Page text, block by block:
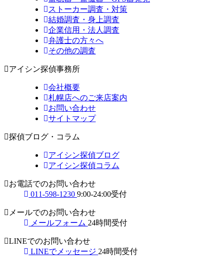
ストーカー調査・対策
結婚調査・身上調査
企業信用・法人調査
弁護士の方々へ
その他の調査
アイシン探偵事務所
会社概要
札幌店へのご来店案内
お問い合わせ
サイトマップ
探偵ブログ・コラム
アイシン探偵ブログ
アイシン探偵コラム
お電話でのお問い合わせ
011-598-1230 9:00-24:00受付
メールでのお問い合わせ
メールフォーム 24時間受付
LINEでのお問い合わせ
LINEでメッセージ 24時間受付